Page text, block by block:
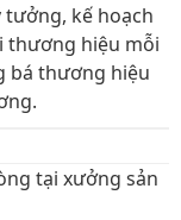
tưởng, kế hoạch
thương hiệu mỗi
bá thương hiệu